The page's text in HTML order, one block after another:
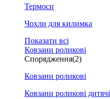
Термоси
Чохли для килимка
Показати всі
Ковзани роликові
Спорядження(2)
Ковзани роликові
Ковзани роликові дитячі